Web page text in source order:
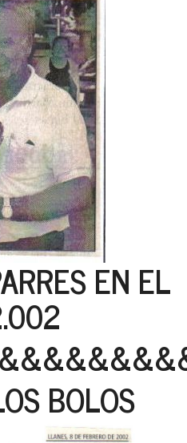
EN EL
BOLOS